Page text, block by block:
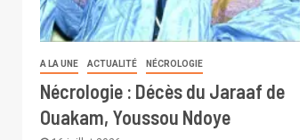
A LA UNE ACTUALITÉ NÉCROLOGIE
Nécrologie : Décès du Jaraaf de
Ouakam, Youssou Ndoye